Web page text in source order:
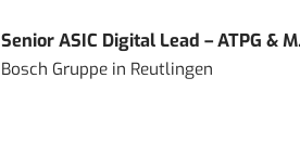
Senior ASIC Digital Lead – ATPG &
Bosch Gruppein Reutlingen